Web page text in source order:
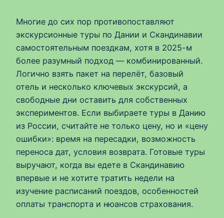
Многие до сих пор противопоставляют
экскурсионные туры по Дании и Скандинавии
самостоятельным поездкам, хотя в 2025-м
более разумный подход — комбинированный.
Логично взять пакет на перелёт, базовый
отель и несколько ключевых экскурсий, а
свободные дни оставить для собственных
экспериментов. Если выбираете туры в Данию
из России, считайте не только цену, но и «цену
ошибки»: время на пересадки, возможность
переноса дат, условия возврата. Готовые туры
выручают, когда вы едете в Скандинавию
впервые и не хотите тратить недели на
изучение расписаний поездов, особенностей
оплаты транспорта и нюансов страхования.